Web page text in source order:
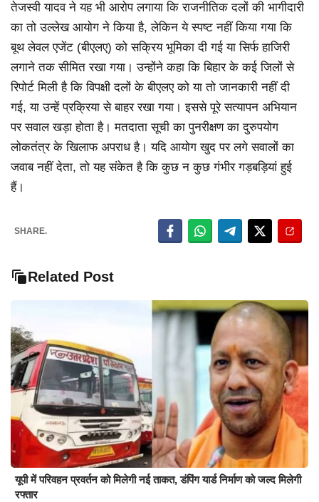
तेजस्वी यादव ने यह भी आरोप लगाया कि राजनीतिक दलों की भागीदारी
का तो उल्लेख आयोग ने किया है, लेकिन ये स्पष्ट नहीं किया गया कि
बूथ लेवल एजेंट (बीएलए) को सक्रिय भूमिका दी गई या सिर्फ हाजिरी
लगाने तक सीमित रखा गया। उन्होंने कहा कि बिहार के कई जिलों से
रिपोर्ट मिली है कि विपक्षी दलों के बीएलए को या तो जानकारी नहीं दी
गई, या उन्हें प्रक्रिया से बाहर रखा गया। इससे पूरे सत्यापन अभियान
पर सवाल खड़ा होता है। मतदाता सूची का पुनरीक्षण का दुरुपयोग
लोकतंत्र के खिलाफ अपराध है। यदि आयोग खुद पर लगे सवालों का
जवाब नहीं देता, तो यह संकेत है कि कुछ न कुछ गंभीर गड़बड़ियां हुई
हैं।
SHARE.
Related Post
यूपी में परिवहन प्रवर्तन को मिलेगी नई ताकत, डंपिंग यार्ड निर्माण को जल्द मिलेगी
रफ्तार